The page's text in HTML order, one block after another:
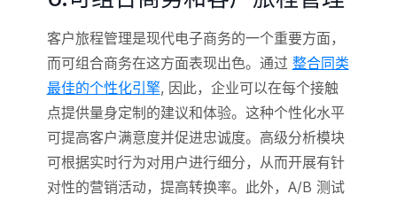
客户旅程管理是现代电子商务的一个重要方面，
而可组合商务在这方面表现出色。通过 整合同类
最佳的个性化引擎, 因此，企业可以在每个接触
点提供量身定制的建议和体验。这种个性化水平
可提高客户满意度并促进忠诚度。高级分析模块
可根据实时行为对用户进行细分，从而开展有针
对性的营销活动，提高转换率。此外，A/B 测试